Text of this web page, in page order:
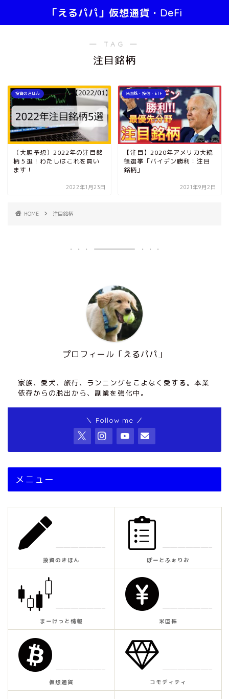
「えるパパ」仮想通貨・DeFi
― TAG ―
注目銘柄
投資のきほん
（大胆予想）2022年の注目銘
柄５選！わたしはこれを買い
ます！
2022年1月23日
米国株・投信・ETF
【注目】2020年アメリカ大統
領選挙「バイデン勝利：注目
銘柄」
2021年9月2日
HOME 注目銘柄
プロフィール「えるパパ」
家族、愛犬、旅行、ランニングをこよなく愛する。本業
依存からの脱出から、副業を強化中。
＼ Follow me ／
メニュー
——————–
投資のきほん
——————–
ぽーとふぉりお
——————–
まーけっと情報
——————–
米国株
——————–
仮想通貨
——————–
コモディティ